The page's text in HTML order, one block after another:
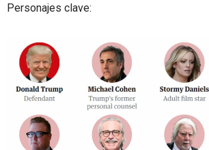
Personajes clave: